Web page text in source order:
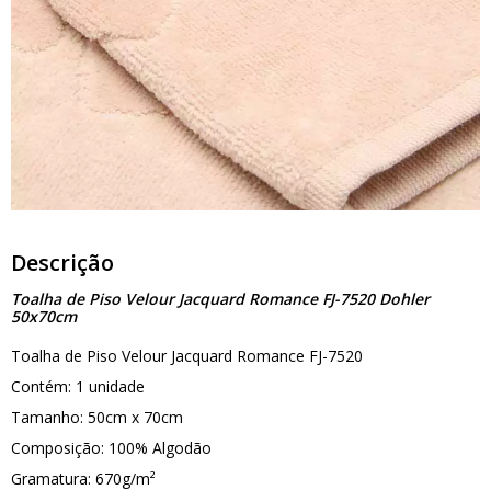
Descrição
Toalha de Piso Velour Jacquard Romance FJ-7520 Dohler
50x70cm
Toalha de Piso Velour Jacquard Romance FJ-7520
Contém: 1 unidade
Tamanho: 50cm x 70cm
Composição: 100% Algodão
Gramatura: 670g/m²